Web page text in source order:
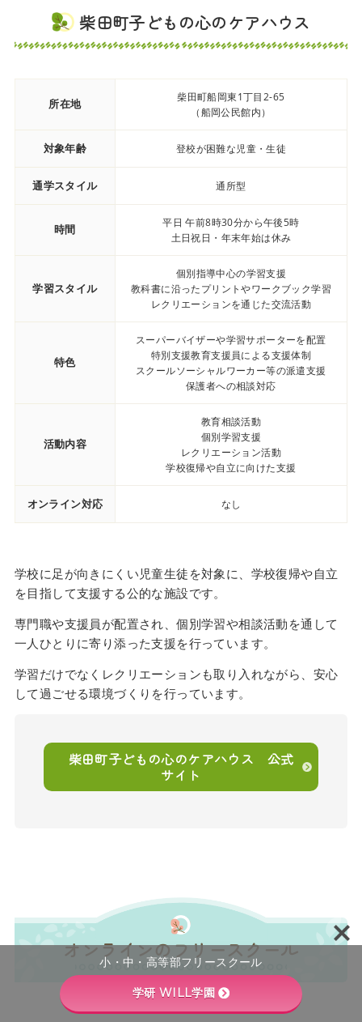
柴田町子どもの心のケアハウス
所在地
柴田町船岡東1丁目2-65
（船岡公民館内）
対象年齢 登校が困難な児童・生徒
通学スタイル 通所型
時間
平日 午前8時30分から午後5時
土日祝日・年末年始は休み
学習スタイル
個別指導中心の学習支援
教科書に沿ったプリントやワークブック学習
レクリエーションを通じた交流活動
特色
スーパーバイザーや学習サポーターを配置
特別支援教育支援員による支援体制
スクールソーシャルワーカー等の派遣支援
保護者への相談対応
活動内容
教育相談活動
個別学習支援
レクリエーション活動
学校復帰や自立に向けた支援
オンライン対応 なし
学校に足が向きにくい児童生徒を対象に、学校復帰や自立
を目指して支援する公的な施設です。
専門職や支援員が配置され、個別学習や相談活動を通して
一人ひとりに寄り添った支援を行っています。
学習だけでなくレクリエーションも取り入れながら、安心
して過ごせる環境づくりを行っています。
柴田町子どもの心のケアハウス 公式
サイト
オンラインのフリースクール
小・中・高等部フリースクール
学研 WILL学園